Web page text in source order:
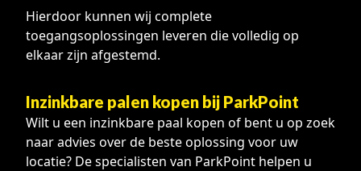
Hierdoor kunnen wij complete
toegangsoplossingen leveren die volledig op
elkaar zijn afgestemd.
Inzinkbare palen kopen bij ParkPoint
Wilt u een inzinkbare paal kopen of bent u op zoek
naar advies over de beste oplossing voor uw
locatie? De specialisten van ParkPoint helpen u